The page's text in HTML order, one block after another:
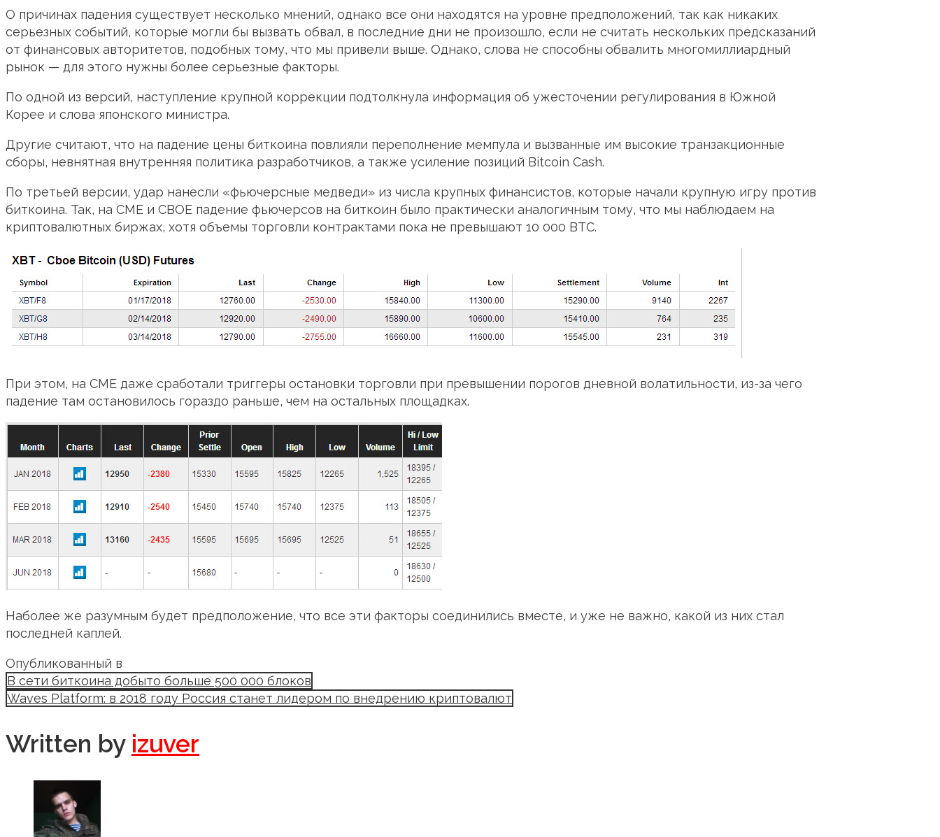
О причинах падения существует несколько мнений, однако все они находятся на уровне предположений, так как никаких
серьезных событий, которые могли бы вызвать обвал, в последние дни не произошло, если не считать нескольких предсказаний
от финансовых авторитетов, подобных тому, что мы привели выше. Однако, слова не способны обвалить многомиллиардный
рынок — для этого нужны более серьезные факторы.
По одной из версий, наступление крупной коррекции подтолкнула информация об ужесточении регулирования в Южной
Корее и слова японского министра.
Другие считают, что на падение цены биткоина повлияли переполнение мемпула и вызванные им высокие транзакционные
сборы, невнятная внутренняя политика разработчиков, а также усиление позиций Bitcoin Cash.
По третьей версии, удар нанесли «фьючерсные медведи» из числа крупных финансистов, которые начали крупную игру против
биткоина. Так, на CME и CBOE падение фьючерсов на биткоин было практически аналогичным тому, что мы наблюдаем на
криптовалютных биржах, хотя объемы торговли контрактами пока не превышают 10 000 BTC.
При этом, на CME даже сработали триггеры остановки торговли при превышении порогов дневной волатильности, из-за чего
падение там остановилось гораздо раньше, чем на остальных площадках.
Наболее же разумным будет предположение, что все эти факторы соединились вместе, и уже не важно, какой из них стал
последней каплей.
Опубликованный в
В сети биткоина добыто больше 500 000 блоков
Waves Platform: в 2018 году Россия станет лидером по внедрению криптовалют
Written by izuver